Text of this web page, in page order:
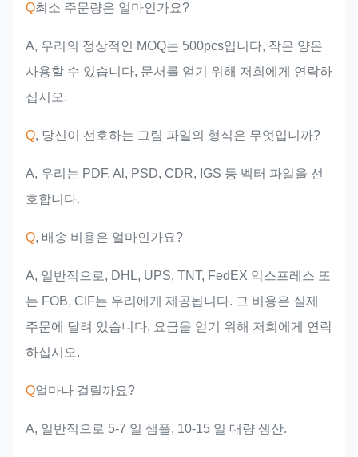
Q최소 주문량은 얼마인가요?
A, 우리의 정상적인 MOQ는 500pcs입니다, 작은 양은
사용할 수 있습니다, 문서를 얻기 위해 저희에게 연락하
십시오.
Q, 당신이 선호하는 그림 파일의 형식은 무엇입니까?
A, 우리는 PDF, Al, PSD, CDR, IGS 등 벡터 파일을 선
호합니다.
Q, 배송 비용은 얼마인가요?
A, 일반적으로, DHL, UPS, TNT, FedEX 익스프레스 또
는 FOB, CIF는 우리에게 제공됩니다. 그 비용은 실제
주문에 달려 있습니다, 요금을 얻기 위해 저희에게 연락
하십시오.
Q얼마나 걸릴까요?
A, 일반적으로 5-7 일 샘플, 10-15 일 대량 생산.